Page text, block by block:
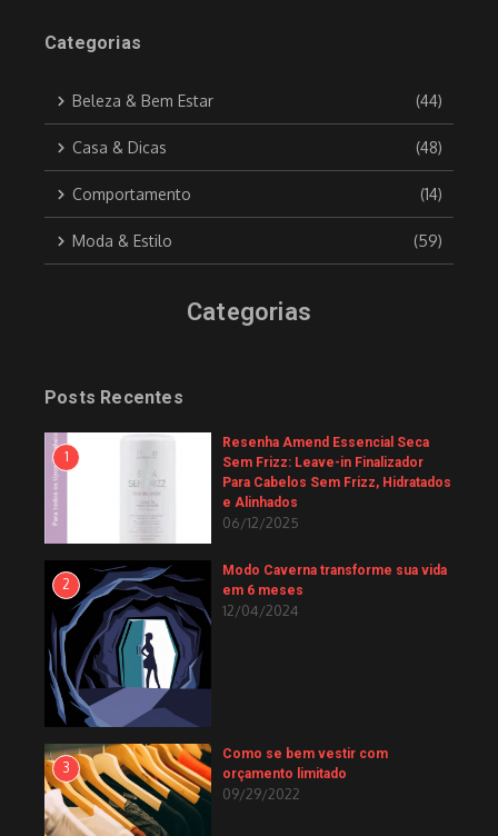
Categorias
Beleza & Bem Estar (44)
Casa & Dicas (48)
Comportamento (14)
Moda & Estilo (59)
Categorias
Posts Recentes
1
Resenha Amend Essencial Seca
Sem Frizz: Leave-in Finalizador
Para Cabelos Sem Frizz, Hidratados
e Alinhados
06/12/2025
2
Modo Caverna transforme sua vida
em 6 meses
12/04/2024
3
Como se bem vestir com
orçamento limitado
09/29/2022